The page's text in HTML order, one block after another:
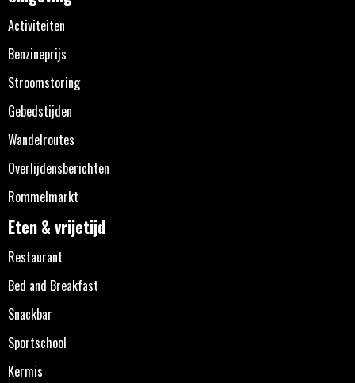
Activiteiten
Benzineprijs
Stroomstoring
Gebedstijden
Wandelroutes
Overlijdensberichten
Rommelmarkt
Eten & vrijetijd
Restaurant
Bed and Breakfast
Snackbar
Sportschool
Kermis